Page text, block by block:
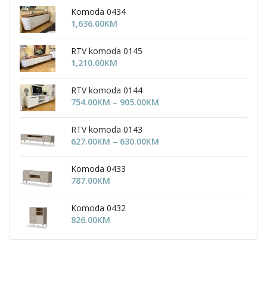
Komoda 0434
1,636.00KM
RTV komoda 0145
1,210.00KM
RTV komoda 0144
754.00KM – 905.00KM
RTV komoda 0143
627.00KM – 630.00KM
Komoda 0433
787.00KM
Komoda 0432
826.00KM